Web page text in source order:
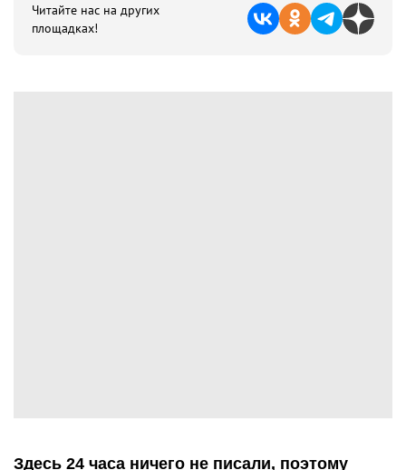
Читайте нас на других
площадках!
Здесь 24 часа ничего не писали, поэтому